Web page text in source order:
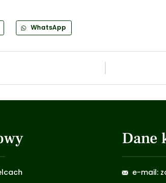
WhatsApp
Dane
e-mail: